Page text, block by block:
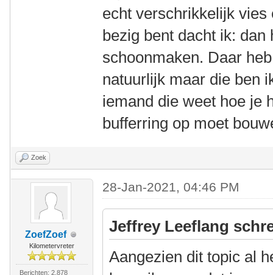
echt verschrikkelijk
bezig bent dacht ik:
schoonmaken. Daar
natuurlijk maar die ben
iemand die weet hoe je
bufferring op moet
Zoek
ZoefZoef
Kilometervreter
Berichten: 2.878
28-Jan-2021, 04:46 PM
Jeffrey Leeflang
Aangezien dit topic al